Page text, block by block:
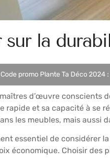
sur la
Code promo Plante Ta Déco
d’œuvre conscients
rapide et sa capacité à se
les meubles, mais aussi
essentiel de considérer la
économique. Choisir des